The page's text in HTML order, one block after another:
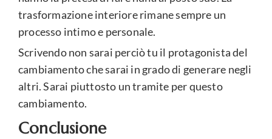
trasformazione interiore rimane sempre un
processo intimo e personale.
Scrivendo non sarai perciò tu il protagonista del
cambiamento che sarai in grado di generare negli
altri. Sarai piuttosto un tramite per questo
cambiamento.
Conclusione